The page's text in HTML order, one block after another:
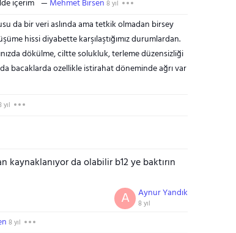
içerim Mehmet Birsen 8 yıl
da bir veri aslında ama tetkik olmadan birsey
hissi diyabette karşılaştığımız durumlardan.
dökülme, ciltte solukluk, terleme düzensizliği
bacaklarda ozellikle istirahat döneminde ağrı var
yıl
kaynaklanıyor da olabilir b12 ye baktırın
Aynur Yandık
8 yıl
A
8 yıl